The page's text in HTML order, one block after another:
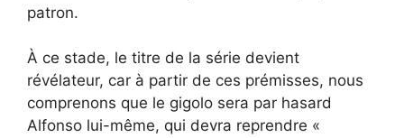
patron.
À ce stade, le titre de la série devient
révélateur, car à partir de ces prémisses, nous
comprenons que le gigolo sera par hasard
Alfonso lui-même, qui devra reprendre «